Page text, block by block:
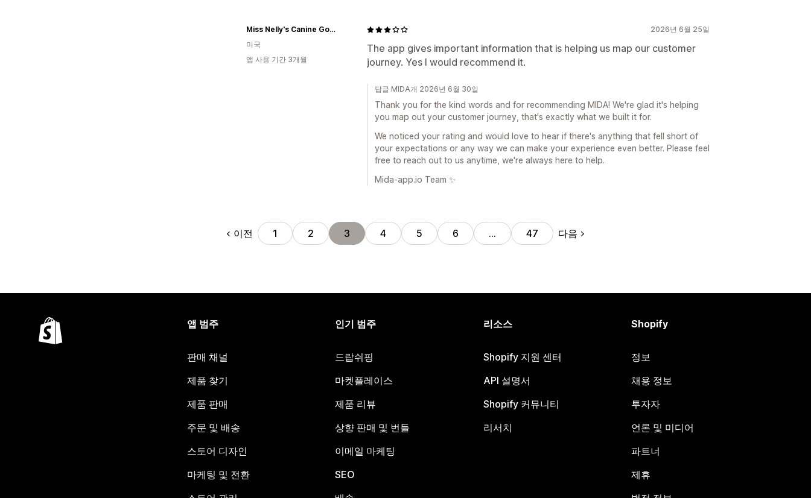
2026년 6월 25일
The app gives important information that is helping us map our customer
journey. Yes I would recommend it.
Miss Nelly's Canine Gourmet
미국
앱 사용 기간 3개월
답글 MIDA개 2026년 6월 30일
Thank you for the kind words and for recommending MIDA! We're glad it's helping
you map out your customer journey, that's exactly what we built it for.
We noticed your rating and would love to hear if there's anything that fell short of
your expectations or any way we can make your experience even better. Please feel
free to reach out to us anytime, we're always here to help.
Mida-app.io Team ✨
이전 1 2 3 4 5 6 … 47 다음
앱 범주
판매 채널
제품 찾기
제품 판매
주문 및 배송
스토어 디자인
마케팅 및 전환
인기 범주
드랍쉬핑
마켓플레이스
제품 리뷰
상향 판매 및 번들
이메일 마케팅
SEO
리소스
Shopify 지원 센터
API 설명서
Shopify 커뮤니티
리서치
Shopify
정보
채용 정보
투자자
언론 및 미디어
파트너
제휴